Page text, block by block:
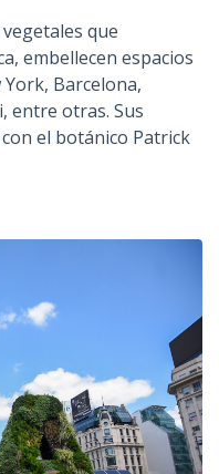
que
embellecen espacios
Barcelona,
entre otras. Sus
el botánico Patrick